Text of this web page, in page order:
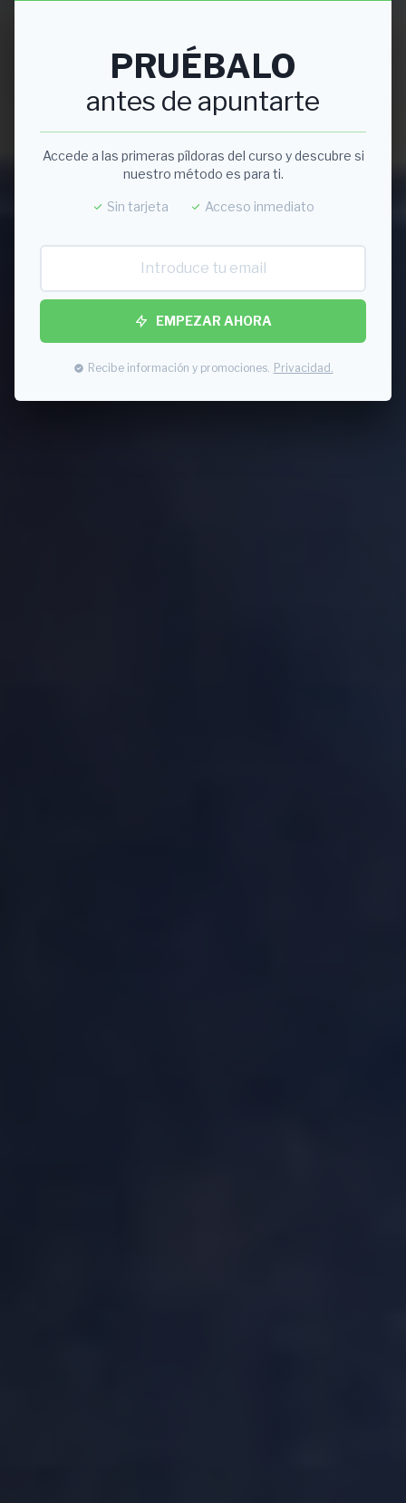
PRUÉBALO
antes de apuntarte
Accede a las primeras píldoras del curso y descubre si
nuestro método es para ti.
Sin tarjeta Acceso inmediato
EMPEZAR AHORA
Recibe información y promociones. Privacidad.